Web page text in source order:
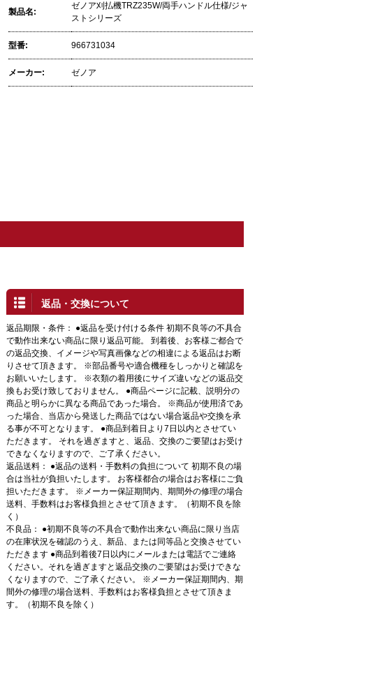
製品名:
ゼノア刈払機TRZ235W/両手ハンドル仕様/ジャ
ストシリーズ
型番: 966731034
メーカー: ゼノア
返品・交換について
返品期限・条件： ●返品を受け付ける条件 初期不良等の不具合
で動作出来ない商品に限り返品可能。 到着後、お客様ご都合で
の返品交換、イメージや写真画像などの相違による返品はお断
りさせて頂きます。 ※部品番号や適合機種をしっかりと確認を
お願いいたします。 ※衣類の着用後にサイズ違いなどの返品交
換もお受け致しておりません。 ●商品ページに記載、説明分の
商品と明らかに異なる商品であった場合。 ※商品が使用済であ
った場合、当店から発送した商品ではない場合返品や交換を承
る事が不可となります。 ●商品到着日より7日以内とさせてい
ただきます。 それを過ぎますと、返品、交換のご要望はお受け
できなくなりますので、ご了承ください。
返品送料： ●返品の送料・手数料の負担について 初期不良の場
合は当社が負担いたします。 お客様都合の場合はお客様にご負
担いただきます。 ※メーカー保証期間内、期間外の修理の場合
送料、手数料はお客様負担とさせて頂きます。（初期不良を除
く）
不良品： ●初期不良等の不具合で動作出来ない商品に限り当店
の在庫状況を確認のうえ、新品、または同等品と交換させてい
ただきます ●商品到着後7日以内にメールまたは電話でご連絡
ください。それを過ぎますと返品交換のご要望はお受けできな
くなりますので、ご了承ください。 ※メーカー保証期間内、期
間外の修理の場合送料、手数料はお客様負担とさせて頂きま
す。（初期不良を除く）